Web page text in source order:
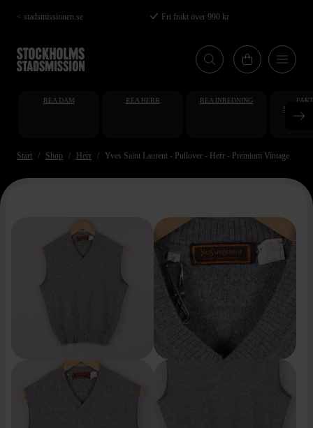
Hoppa
till
huvudinnehåll
< stadsmissionen.se Fri frakt över 990 kr
REA DAM REA HERR REA INREDNING
Start Shop Herr Yves Saint Laurent - Pullover - Herr - Premium Vintage